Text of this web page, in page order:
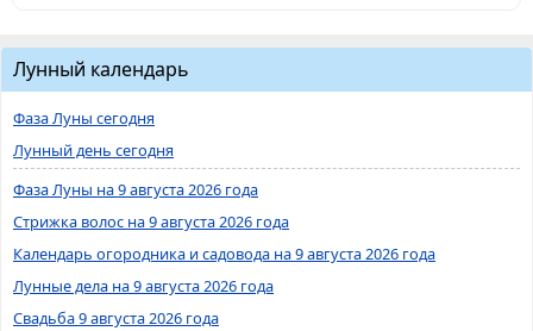
Лунный календарь
Фаза Луны сегодня
Лунный день сегодня
Фаза Луны на 9 августа 2026 года
Стрижка волос на 9 августа 2026 года
Календарь огородника и садовода на 9 августа 2026 года
Лунные дела на 9 августа 2026 года
Свадьба 9 августа 2026 года